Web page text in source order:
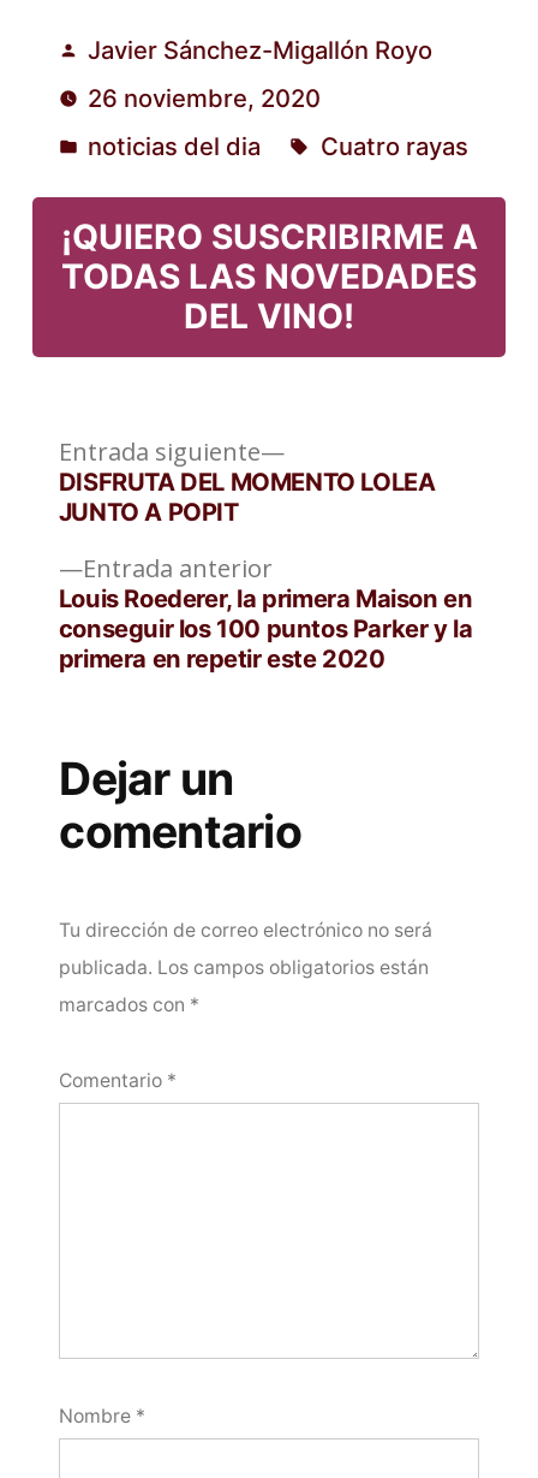
Publicado
por
Javier Sánchez-Migallón Royo
26 noviembre, 2020
Publicado
en
noticias del dia Cuatro rayas
¡QUIERO SUSCRIBIRME A
TODAS LAS NOVEDADES
DEL VINO!
Navegación
de
entradas
Entrada anteriorEntrada
anterior:
Louis Roederer, la primera Maison en
conseguir los 100 puntos Parker y la
primera en repetir este 2020
Entrada siguiente
Entrada
siguiente:
DISFRUTA DEL MOMENTO LOLEA
JUNTO A POPIT
Dejar un
comentario
Tu dirección de correo electrónico no será
publicada. Los campos obligatorios están
marcados con *
Comentario *
Nombre *